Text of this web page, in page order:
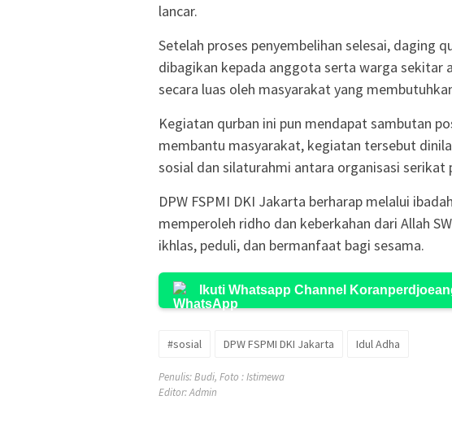
lancar.
Setelah proses penyembelihan selesai, daging
dibagikan kepada anggota serta warga sekitar
secara luas oleh masyarakat yang
Kegiatan qurban ini pun mendapat sambutan
membantu masyarakat, kegiatan tersebut
sosial dan silaturahmi antara organisasi
DPW FSPMI DKI Jakarta berharap melalui
memperoleh ridho dan keberkahan dari Allah
ikhlas, peduli, dan bermanfaat bagi sesama.
Ikuti Whatsapp Channel
#sosial DPW FSPMI DKI Jakarta Idul Adha
Penulis: Budi, Foto : Istimewa
Editor: Admin